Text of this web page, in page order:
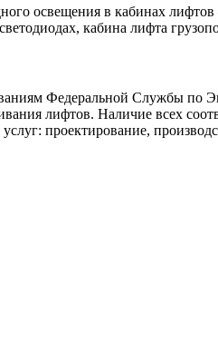
освещения в кабинах
кабина лифта
Федеральной Службы по
лифтов. Наличие всех
проектирование,